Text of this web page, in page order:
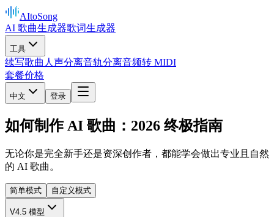
AItoSong
AI 歌曲生成器歌词生成器
工具
续写歌曲 人声分离音轨分离音频转 MIDI
套餐价格
中文 登录
如何制作 AI 歌曲：2026 终极指南
无论你是完全新手还是资深创作者，都能学会做出专业且自然
的 AI 歌曲。
简单模式 自定义模式
V4.5 模型